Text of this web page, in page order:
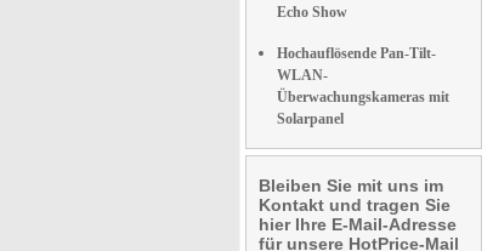
Echo Show
Hochauflösende Pan-Tilt-
WLAN-
Überwachungskameras mit
Solarpanel
Bleiben Sie mit uns im
Kontakt und tragen Sie
hier Ihre E-Mail-Adresse
für unsere HotPrice-Mail